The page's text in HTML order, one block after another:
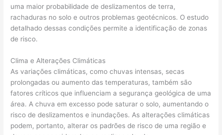
uma maior probabilidade de deslizamentos de terra,
rachaduras no solo e outros problemas geotécnicos. O estudo
detalhado dessas condições permite a identificação de zonas
de risco.
Clima e Alterações Climáticas
As variações climáticas, como chuvas intensas, secas
prolongadas ou aumento das temperaturas, também são
fatores críticos que influenciam a segurança geológica de uma
área. A chuva em excesso pode saturar o solo, aumentando o
risco de deslizamentos e inundações. As alterações climáticas
podem, portanto, alterar os padrões de risco de uma região e